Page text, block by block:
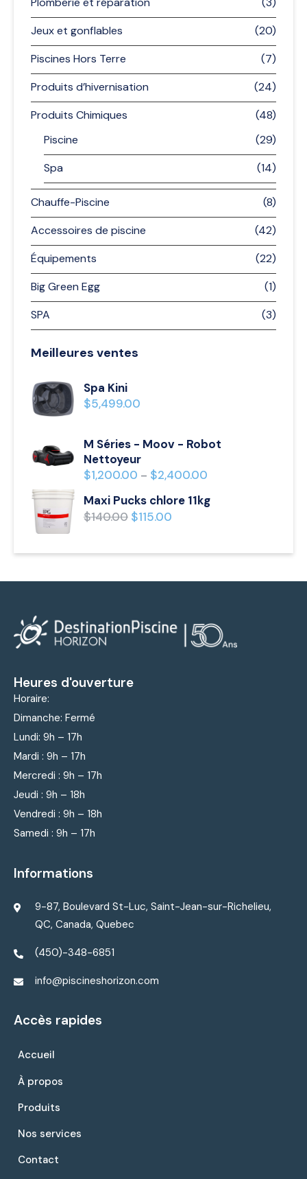
Jeux et gonflables
(20)
Piscines Hors Terre
(7)
Produits d’hivernisation
(24)
Produits Chimiques
(48)
Piscine
(29)
Spa
(14)
Chauffe-Piscine
(8)
Accessoires de piscine
(42)
Équipements
(22)
Big Green Egg
(1)
SPA
(3)
Meilleures ventes
Spa Kini
$5,499.00
M Séries - Moov - Robot
Nettoyeur
$1,200.00 – $2,400.00
Maxi Pucks chlore 11kg
$140.00 $115.00
Heures d'ouverture
Horaire:
Dimanche: Fermé
Lundi: 9h – 17h
Mardi : 9h – 17h
Mercredi : 9h – 17h
Jeudi : 9h – 18h
Vendredi : 9h – 18h
Samedi : 9h – 17h
Informations
9-87, Boulevard St-Luc, Saint-Jean-sur-Richelieu,
QC, Canada, Quebec
(450)-348-6851
info@piscineshorizon.com
Accès rapides
Accueil
À propos
Produits
Nos services
Contact